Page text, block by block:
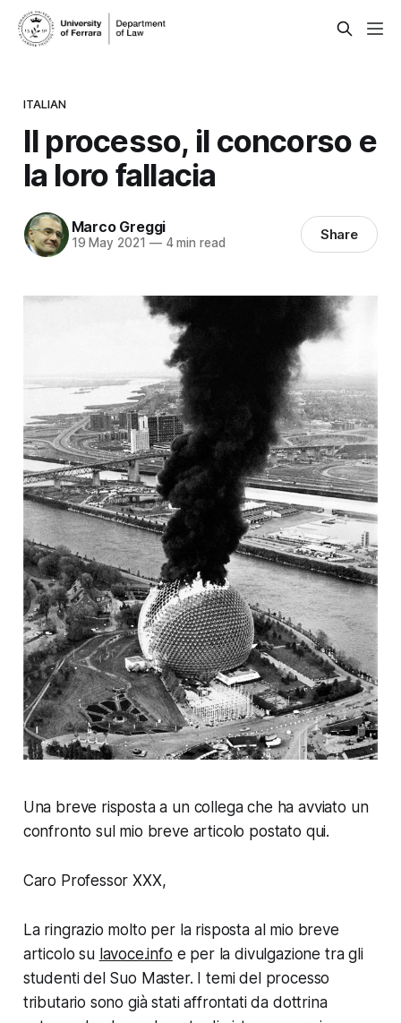
ITALIAN
Il processo, il concorso e
la loro fallacia
Marco Greggi
19 May 2021 —4 min read Share
Una breve risposta a un collega che ha avviato un
confronto sul mio breve articolo postato qui.
Caro Professor XXX,
La ringrazio molto per la risposta al mio breve
articolo su lavoce.info e per la divulgazione tra gli
studenti del Suo Master. I temi del processo
tributario sono già stati affrontati da dottrina